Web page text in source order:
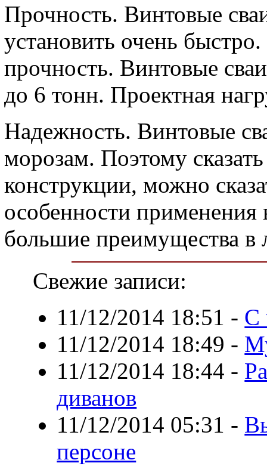
Прочность. Винтовые
установить очень
прочность. Винтовые
до 6 тонн. Проектная
Надежность. Винтовые
морозам. Поэтому
конструкции, можно
особенности применения
большие преимущества в
Свежие записи:
11/12/2014 18:51 - С
11/12/2014 18:49 -
11/12/2014 18:44 -
диванов
11/12/2014 05:31 -
персоне